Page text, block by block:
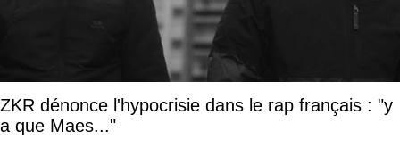
ZKR dénonce l'hypocrisie dans le rap français : "y
a que Maes..."